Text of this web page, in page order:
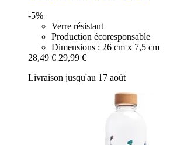
-5%
Verre résistant
Production écoresponsable
Dimensions : 26 cm x 7,5 cm
28,49 € 29,99 €
Livraison jusqu'au 17 août